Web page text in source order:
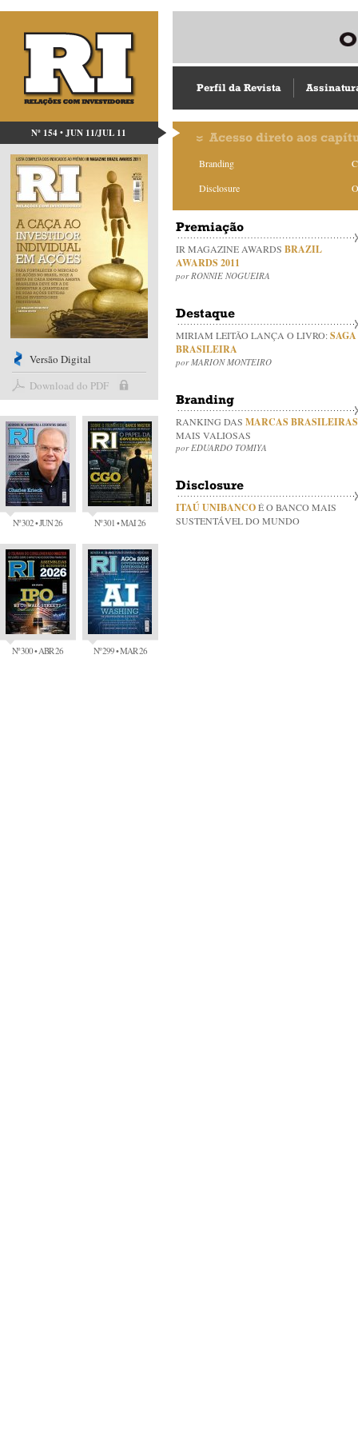
Nº 154 • JUN 11/JUL 11
Versão Digital
Download do PDF
Nº 302 • JUN 26 Nº 301 • MAI 26
Nº 300 • ABR 26 Nº 299 • MAR 26
Perfil da Revista
Acesso direto aos
Branding
Disclosure
Premiação
IR MAGAZINE AWARDS BRAZIL
AWARDS 2011
por RONNIE NOGUEIRA
Destaque
MIRIAM LEITÃO LANÇA O LIVRO:SAGA
BRASILEIRA
por MARION MONTEIRO
Branding
RANKING DAS MARCAS BRASILEIRAS
MAIS VALIOSAS
por EDUARDO TOMIYA
Disclosure
ITAÚ UNIBANCOÉ O BANCO MAIS
SUSTENTÁVEL DO MUNDO